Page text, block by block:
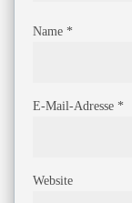
Name *
E-Mail-Adresse *
Website